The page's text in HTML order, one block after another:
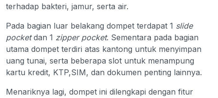
terhadap bakteri, jamur, serta air.
Pada bagian luar belakang dompet terdapat 1 slide
pocketdan 1 zipper pocket. Sementara pada bagian
utama dompet terdiri atas kantong untuk menyimpan
uang tunai, serta beberapa slot untuk menampung
kartu kredit, KTP,SIM, dan dokumen penting lainnya.
Menariknya lagi, dompet ini dilengkapi dengan fitur